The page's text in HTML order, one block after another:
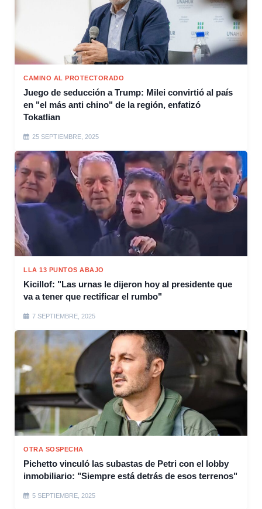
CAMINO AL PROTECTORADO
Juego de seducción a Trump: Milei convirtió al país
en "el más anti chino" de la región, enfatizó
Tokatlian
25 SEPTIEMBRE, 2025
LLA 13 PUNTOS ABAJO
Kicillof: "Las urnas le dijeron hoy al presidente que
va a tener que rectificar el rumbo"
7 SEPTIEMBRE, 2025
OTRA SOSPECHA
Pichetto vinculó las subastas de Petri con el lobby
inmobiliario: "Siempre está detrás de esos terrenos"
5 SEPTIEMBRE, 2025